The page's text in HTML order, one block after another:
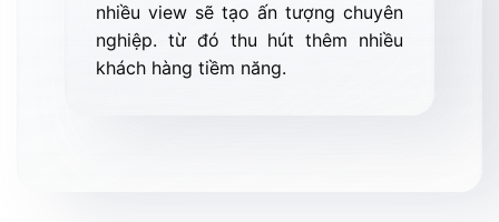
nhiều view sẽ tạo ấn tượng chuyên
nghiệp. từ đó thu hút thêm nhiều
khách hàng tiềm năng.